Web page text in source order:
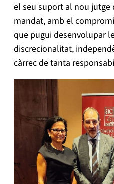
el seu suport al nou jutge
mandat, amb el
que pugui desenvolupar
discrecionalitat,
càrrec de tanta